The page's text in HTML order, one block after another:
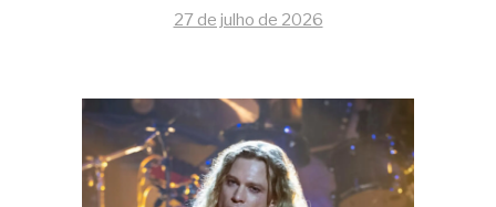
27 de julho de 2026